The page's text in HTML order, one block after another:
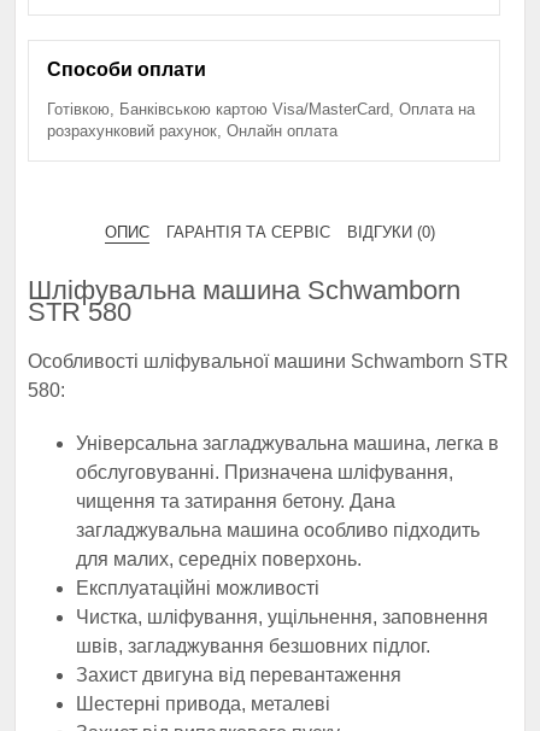
Способи оплати
Готівкою, Банківською картою Visa/MasterCard, Оплата на
розрахунковий рахунок, Онлайн оплата
ОПИС ГАРАНТІЯ ТА СЕРВІС ВІДГУКИ (0)
Шліфувальна машина Schwamborn
STR 580
Особливості шліфувальної машини Schwamborn STR
580:
Універсальна загладжувальна машина, легка в
обслуговуванні. Призначена шліфування,
чищення та затирання бетону. Дана
загладжувальна машина особливо підходить
для малих, середніх поверхонь.
Експлуатаційні можливості
Чистка, шліфування, ущільнення, заповнення
швів, загладжування безшовних підлог.
Захист двигуна від перевантаження
Шестерні привода, металеві